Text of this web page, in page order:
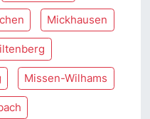
Mickhausen
Missen-Wilhams